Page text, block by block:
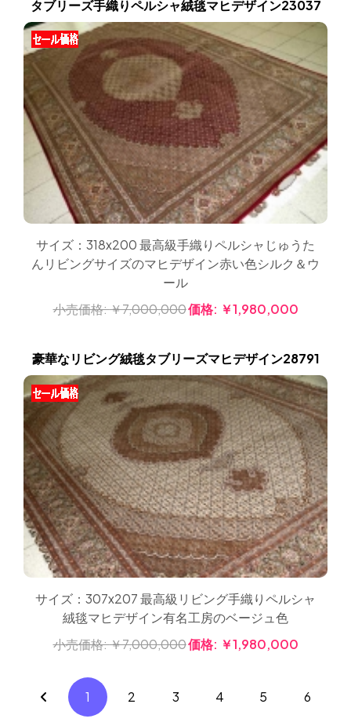
タブリーズ手織りペルシャ絨毯マヒデザイン23037
サイズ：318x200 最高級手織りペルシャじゅうた
んリビングサイズのマヒデザイン赤い色シルク＆ウ
ール
小売価格:￥7,000,000価格: ￥1,980,000
豪華なリビング絨毯タブリーズマヒデザイン28791
サイズ：307x207 最高級リビング手織りペルシャ
絨毯マヒデザイン有名工房のベージュ色
小売価格:￥7,000,000価格: ￥1,980,000
1 2 3 4 5 6